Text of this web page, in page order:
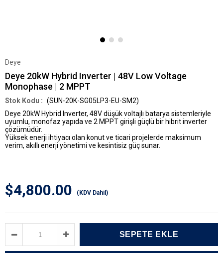
Deye
Deye 20kW Hybrid Inverter | 48V Low Voltage
Monophase | 2 MPPT
(SUN-20K-SG05LP3-EU-SM2)
Deye 20kW Hybrid Inverter, 48V düşük voltajlı batarya sistemleriyle
uyumlu, monofaz yapıda ve 2 MPPT girişli güçlü bir hibrit inverter
çözümüdür.
Yüksek enerji ihtiyacı olan konut ve ticari projelerde maksimum
verim, akıllı enerji yönetimi ve kesintisiz güçsunar.
$4,800.00 (KDV Dahil)